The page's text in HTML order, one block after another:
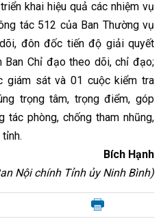
khai hiệu quả các nhiệm vụ
tác 512 của Ban Thường vụ
đôn đốc tiến độ giải quyết
Ban Chỉ đạo theo dõi, chỉ đạo;
giám sát và 01 cuộc kiểm tra
trọng tâm, trọng điểm, góp
tác phòng, chống tham nhũng,
Bích Hạnh
Nội chính Tỉnh ủy Ninh Bình)